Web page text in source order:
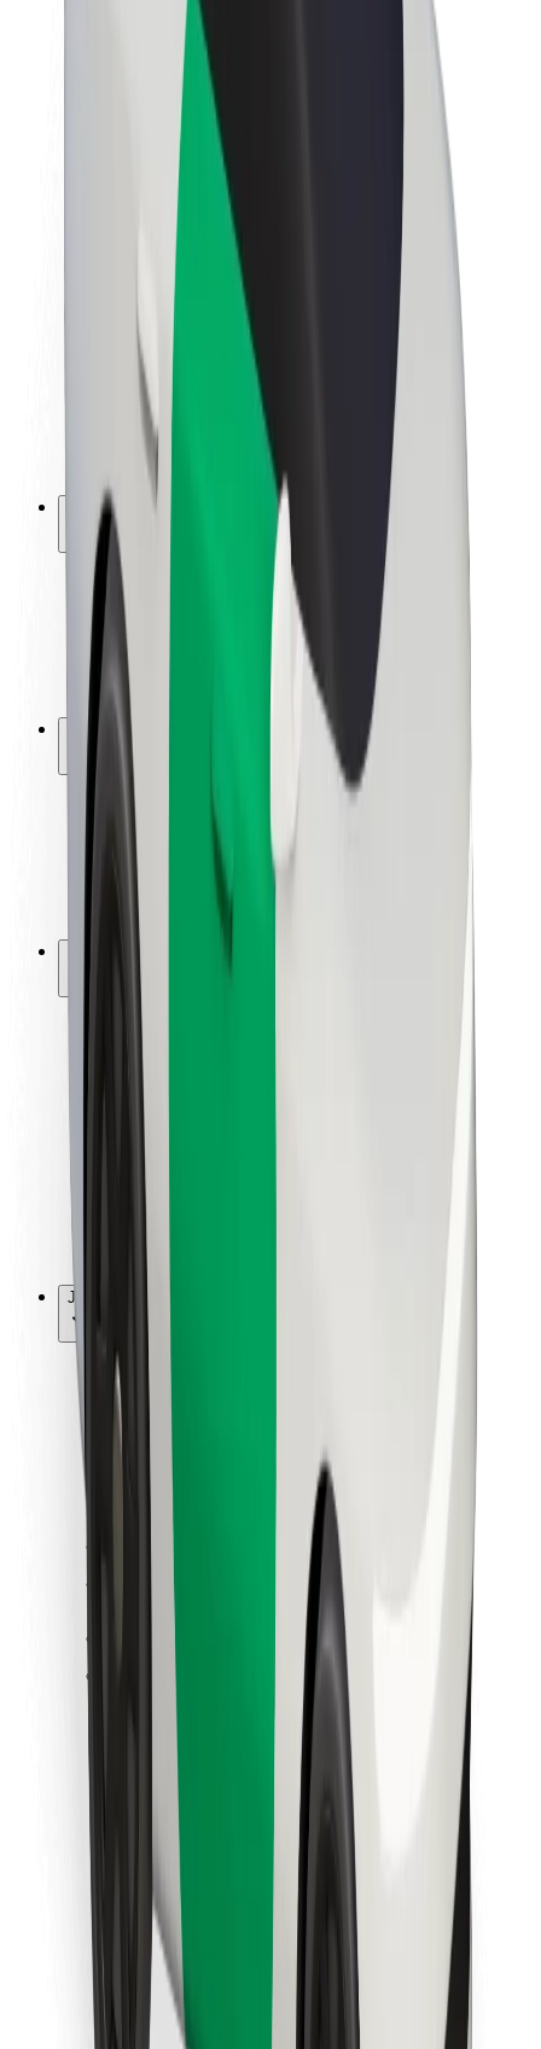
O společnosti Bolt
Udržitelnost podle Boltu
Projekt Zero
Tiskové centrum
Pokyny ke značce
Naše poslání
Vztahy s investory
Vedení
Značka
Média
Městský fond
Bezpečnost
Bezpečnost cestujících
Bezpečnost řidičů
Bezpečnost na koloběžce
Laboratoř bezpečnosti
Města
Lokality
Řešení pro města
Letiště
Nabíjecí stanice Bolt
Pro cestující
Pro řidiče
Pro kurýry
Bolt Food
Pro flotilové partnery
Bolt for Business
Jiné
Partneři
Obchodní podmínky
Zabezpečení
Stáhněte si aplikaci Bolt
Stáhněte si aplikaci Bolt Food